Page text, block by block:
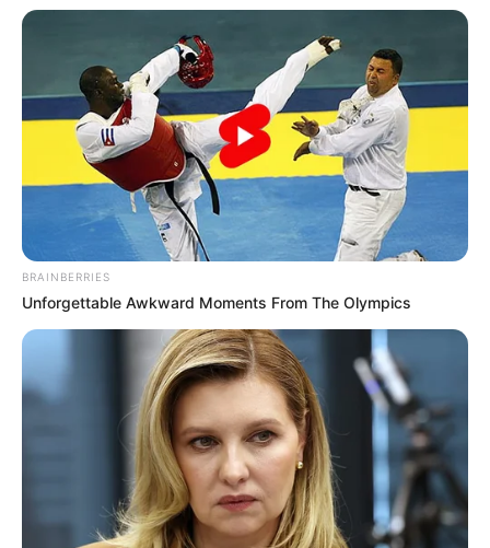
(foto: instagram/jessicaforresterr)
4. Jalan-jalan ke sawah pakai dress ya nggak masalah
BRAINBERRIES
Unforgettable Awkward Moments From The Olympics